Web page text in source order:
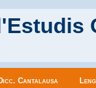
Cantalausa